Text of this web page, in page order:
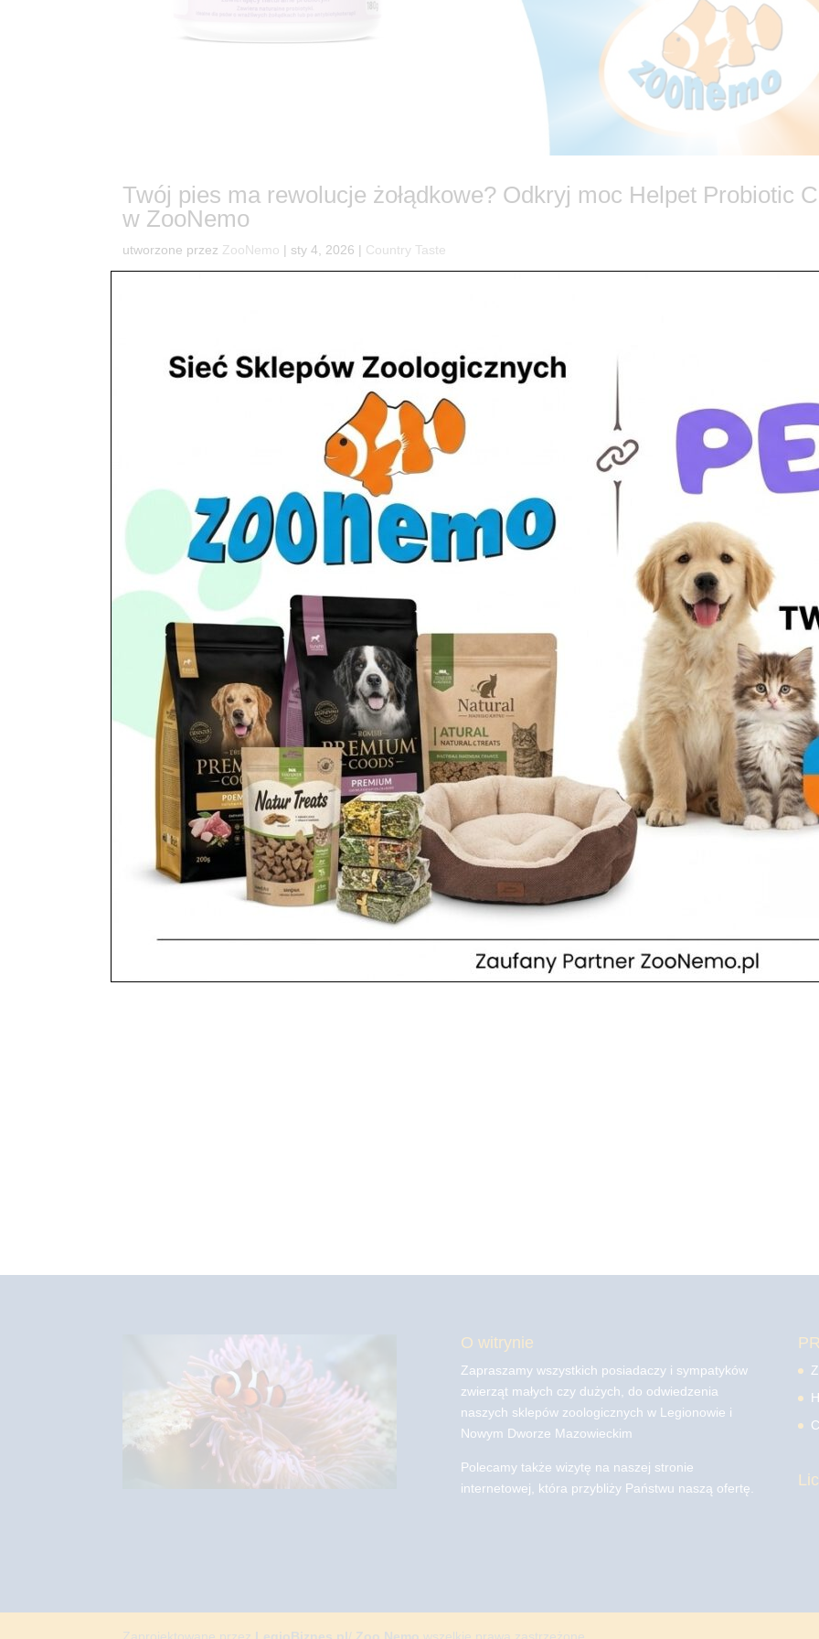
Twój pies ma rewolucje żołądkowe? Odkryj moc Helpet Probiotic
w ZooNemo
utworzone przez ZooNemo | sty 4, 2026 | Country Taste
O witrynie
Zapraszamy wszystkich posiadaczy i sympatyków
zwierząt małych czy dużych, do odwiedzenia
naszych sklepów zoologicznych w Legionowie i
Nowym Dworze Mazowieckim
Polecamy także wizytę na naszej stronie
internetowej, która przybliży Państwu naszą ofertę.